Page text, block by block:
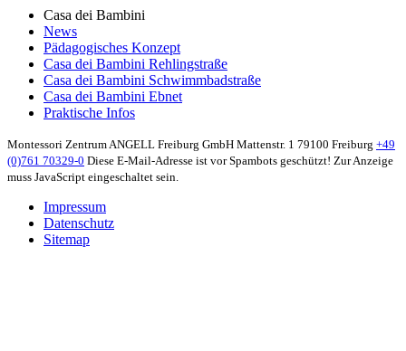
Casa dei Bambini
News
Pädagogisches Konzept
Casa dei Bambini Rehlingstraße
Casa dei Bambini Schwimmbadstraße
Casa dei Bambini Ebnet
Praktische Infos
Montessori Zentrum ANGELL Freiburg GmbH Mattenstr. 1 79100 Freiburg +49
(0)761 70329-0 Diese E-Mail-Adresse ist vor Spambots geschützt! Zur Anzeige
muss JavaScript eingeschaltet sein.
Impressum
Datenschutz
Sitemap